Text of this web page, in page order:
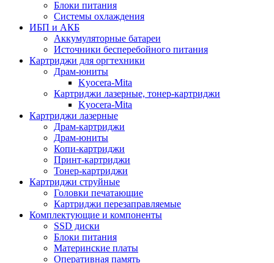
Блоки питания
Системы охлаждения
ИБП и АКБ
Аккумуляторные батареи
Источники бесперебойного питания
Картриджи для оргтехники
Драм-юниты
Kyocera-Mita
Картриджи лазерные, тонер-картриджи
Kyocera-Mita
Картриджи лазерные
Драм-картриджи
Драм-юниты
Копи-картриджи
Принт-картриджи
Тонер-картриджи
Картриджи струйные
Головки печатающие
Картриджи перезаправляемые
Комплектующие и компоненты
SSD диски
Блоки питания
Материнские платы
Оперативная память